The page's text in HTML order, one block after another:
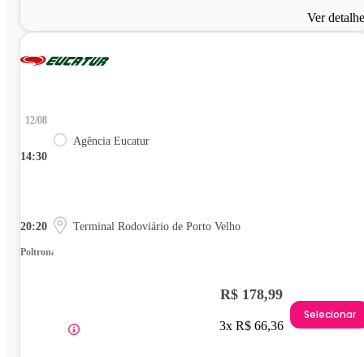
Ver
14:30
12/08
Agência Eucatur
20:20 Terminal Rodoviário de Porto Velho
Poltrona
R$ 178,99
3x R$ 66,36
Selecionar